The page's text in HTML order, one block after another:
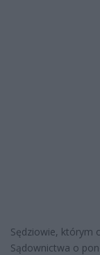
Sędziowie, którym
Sądownictwa o